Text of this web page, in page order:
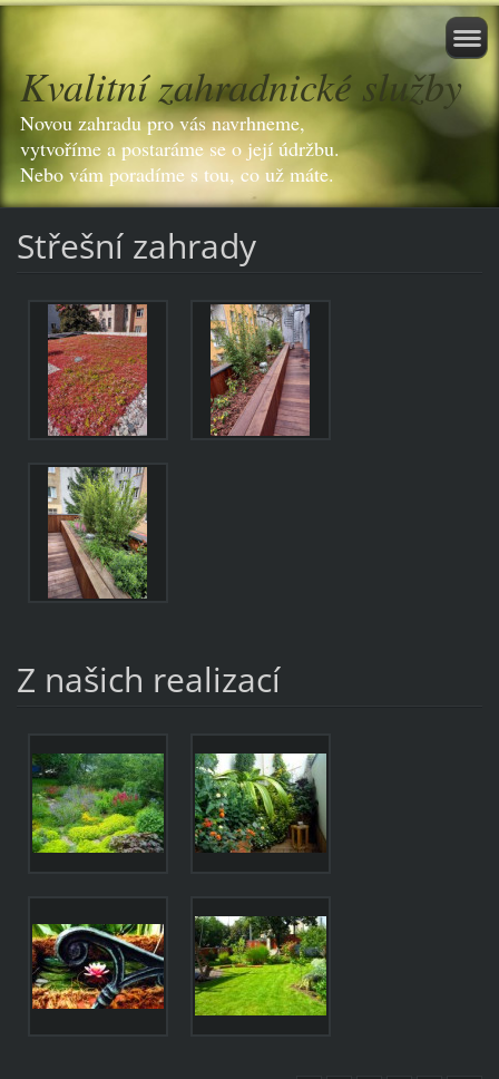
Kvalitní zahradnické služby
Novou zahradu pro vás navrhneme,
vytvoříme a postaráme se o její údržbu.
Nebo vám poradíme s tou, co už máte.
Střešní zahrady
Z našich realizací